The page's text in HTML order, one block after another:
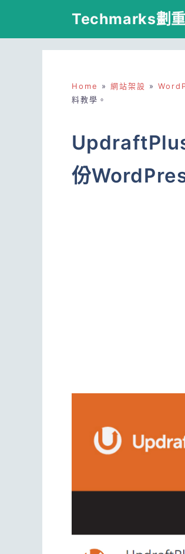
Techmarks劃
Home » 網站架設 »
料教學。
份